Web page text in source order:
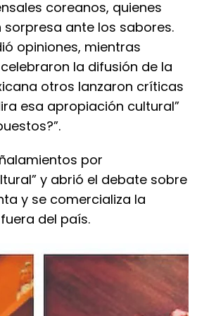
coreanos, quienes
ante los sabores.
opiniones, mientras
la difusión de la
otros lanzaron críticas
esa apropiación cultural”
por
y abrió el debate sobre
y se comercializa la
del país.